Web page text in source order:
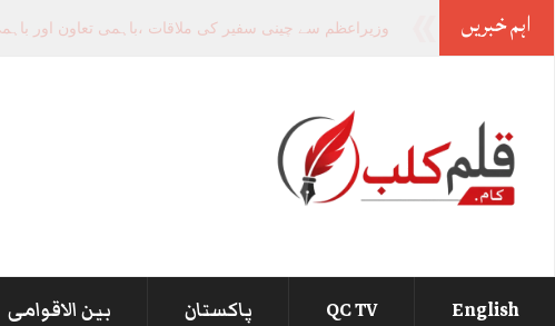
اہم خبریں
English
QC TV پاکستان بین الاقوامی